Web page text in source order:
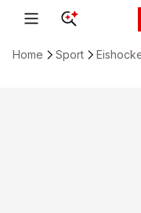
Home Sport